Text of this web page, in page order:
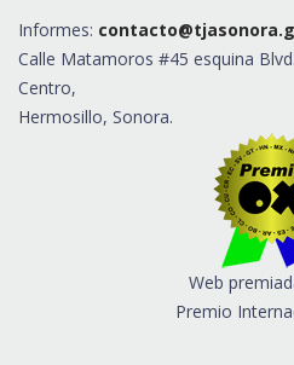
Informes:
Calle Matamoros #45 esquina
Centro,
Hermosillo, Sonora.
Web
Premio